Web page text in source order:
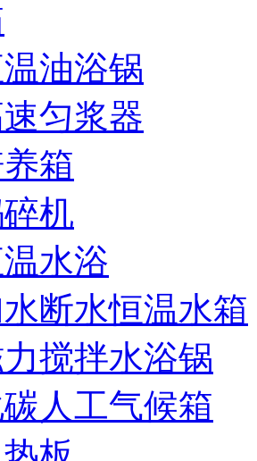
油浴锅
匀浆器
箱
机
水浴
断水恒温水箱
搅拌水浴锅
人工气候箱